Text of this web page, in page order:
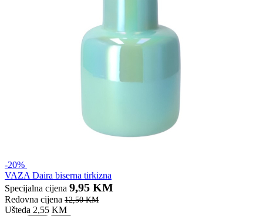
-20%
VAZA Daira biserna tirkizna
Specijalna cijena 9,95 KM
Redovna cijena 12,50 KM
Ušteda 2,55 KM